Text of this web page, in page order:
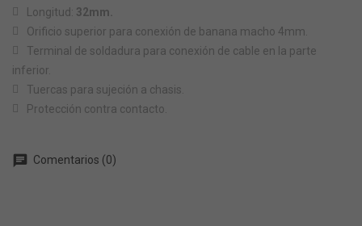
Longitud: 32mm.
Orificio superior para conexión de banana macho 4mm.
Terminal de soldadura para conexión de cable en la parte
inferior.
Tuercas para sujeción a chasis.
Protección contra contacto.
chat Comentarios (0)